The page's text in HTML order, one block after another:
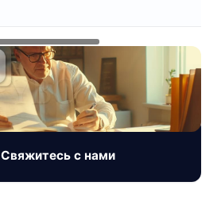
Свяжитесь с нами